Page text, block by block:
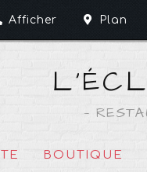
Afficher Plan
—
BOUTIQUE